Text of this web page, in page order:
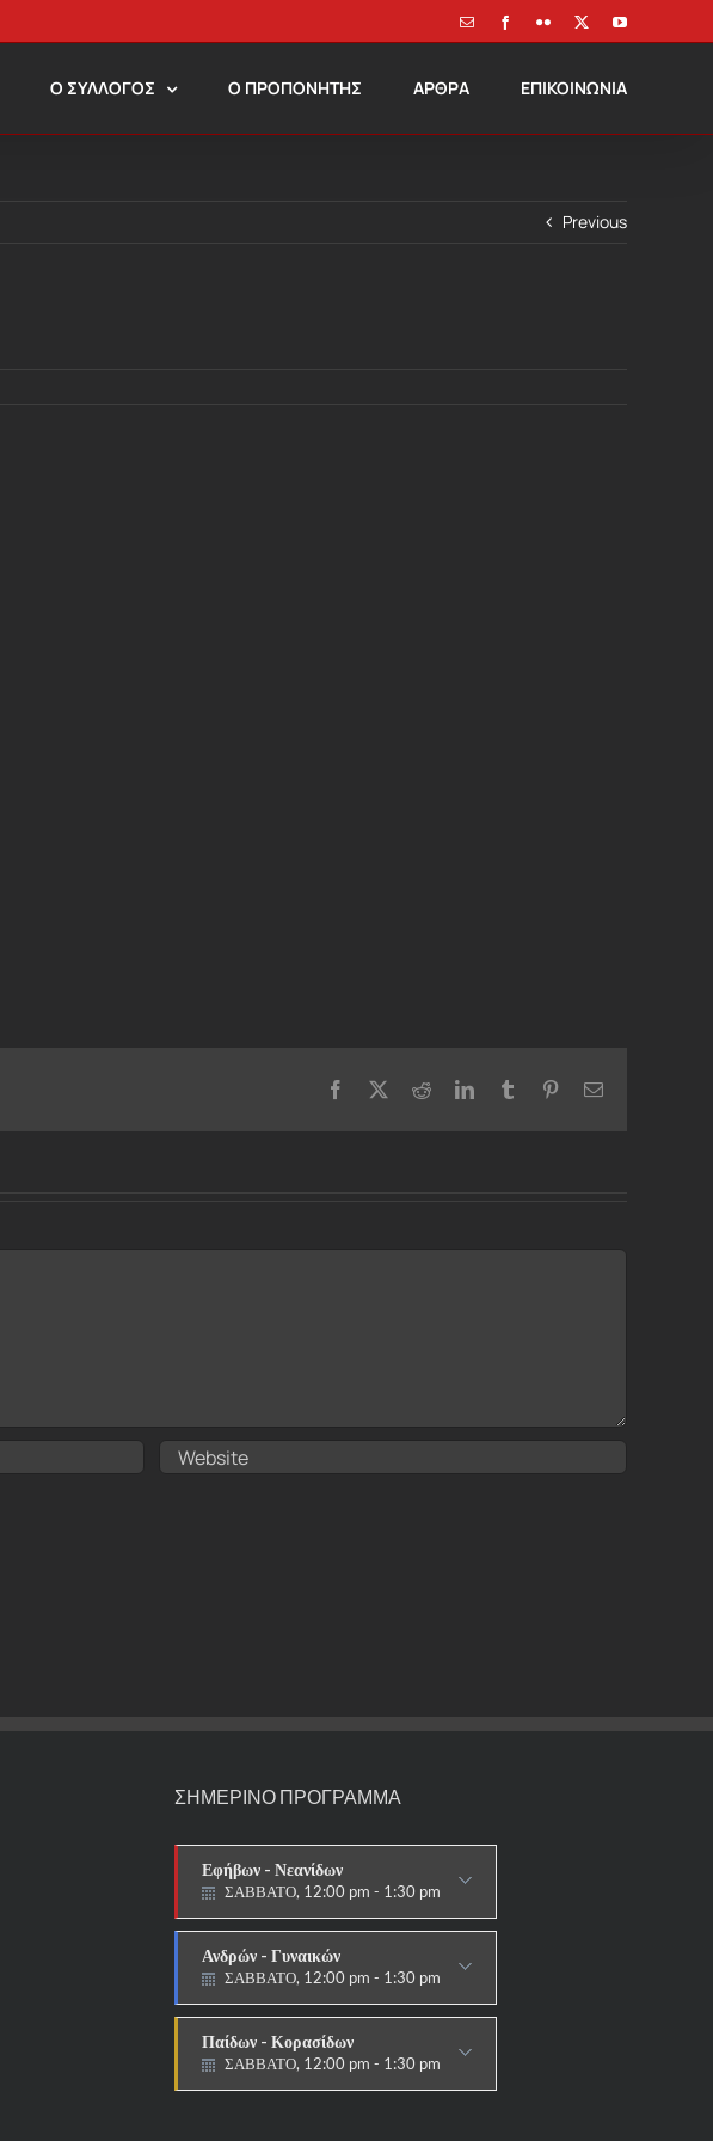
Email FacebookFlickr YouTube
Ο ΣΥΛΛΟΓΟΣ Ο ΠΡΟΠΟΝΗΤΗΣ ΑΡΘΡΑ ΕΠΙΚΟΙΝΩΝΙΑ
Previous
Facebook RedditLinkedInTumblr PinterestEmail
ΣΗΜΕΡΙΝΟ ΠΡΟΓΡΑΜΜΑ
Εφήβων - Νεανίδων
ΣΑΒΒΑΤΟ, 12:00 pm - 1:30 pm
Ανδρών - Γυναικών
ΣΑΒΒΑΤΟ, 12:00 pm - 1:30 pm
Παίδων - Κορασίδων
ΣΑΒΒΑΤΟ, 12:00 pm - 1:30 pm